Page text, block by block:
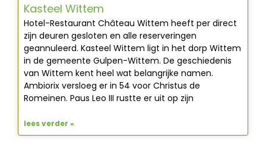
Kasteel Wittem
Hotel-Restaurant Château Wittem heeft per direct
zijn deuren gesloten en alle reserveringen
geannuleerd. Kasteel Wittem ligt in het dorp Wittem
in de gemeente Gulpen-Wittem. De geschiedenis
van Wittem kent heel wat belangrijke namen.
Ambiorix versloeg er in 54 voor Christus de
Romeinen. Paus Leo III rustte er uit op zijn
lees verder »